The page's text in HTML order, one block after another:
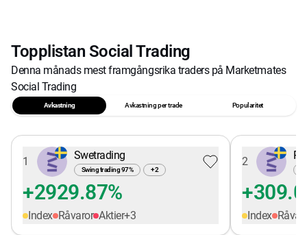
Topplistan Social Trading
Denna månads mest framgångsrika traders på Marketmates
Social Trading
Avkastning Avkastning per trade Popularitet
1 Swetrading
Swing trading97% +2
+2929.87%
Index Råvaror Aktier+3
2
Index